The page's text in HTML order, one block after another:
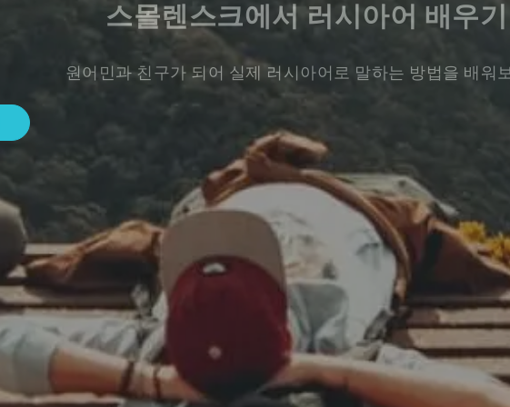
스몰렌스크에서 러시아어 배우기
원어민과 친구가 되어 실제 러시아어로 말하는 방법을 배워